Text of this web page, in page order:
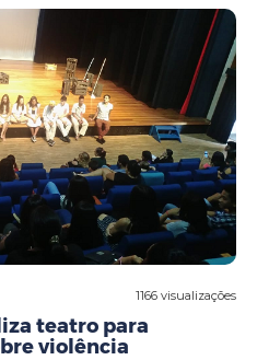
1166 visualizações
teatro para
violência